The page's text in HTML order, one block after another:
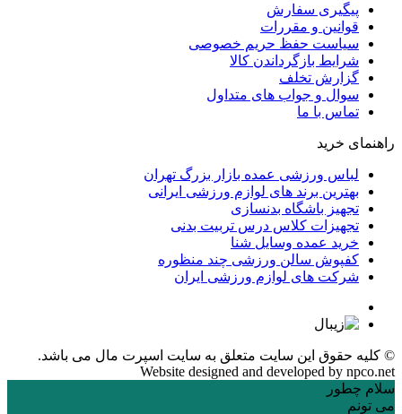
پیگیری سفارش
قوانین و مقررات
سیاست حفظ حریم خصوصی
شرایط بازگرداندن کالا
گزارش تخلف
سوال و جواب های متداول
تماس با ما
راهنمای خرید
لباس ورزشی عمده بازار بزرگ تهران
بهترین برند های لوازم ورزشی ایرانی
تجهیز باشگاه بدنسازی
تجهیزات کلاس درس تربیت بدنی
خرید عمده وسایل شنا
کفپوش سالن ورزشی چند منظوره
شرکت های لوازم ورزشی ایران
© کلیه حقوق این سایت متعلق به سایت اسپرت مال می باشد.
Website designed and developed by npco.net
سلام چطور
می تونم